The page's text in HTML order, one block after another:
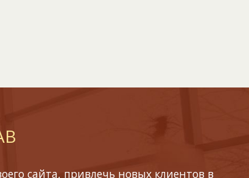
сайта, привлечь новых клиентов в